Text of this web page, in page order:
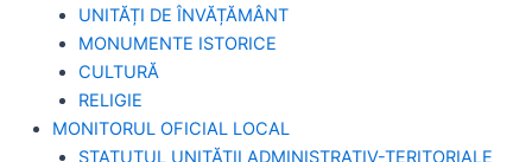
UNITĂȚI DE ÎNVĂȚĂMÂNT
MONUMENTE ISTORICE
CULTURĂ
RELIGIE
MONITORUL OFICIAL LOCAL
STATUTUL UNITĂȚII ADMINISTRATIV-TERITORIALE